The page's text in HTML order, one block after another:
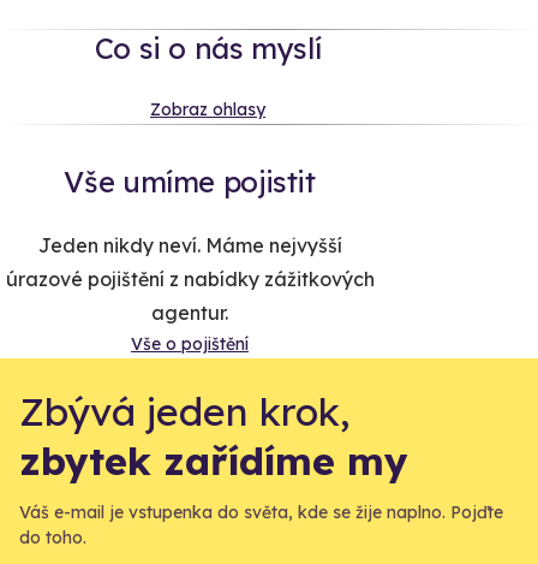
Co si o nás myslí
Zobraz ohlasy
Vše umíme pojistit
Jeden nikdy neví. Máme nejvyšší
úrazové pojištění z nabídky zážitkových
agentur.
Vše o pojištění
Zbývá jeden krok,
zbytek zařídíme my
Váš e-mail je vstupenka do světa, kde se žije naplno. Pojďte
do toho.